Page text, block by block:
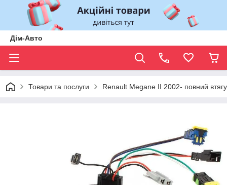
Дім-Авто
Товари та послуги Renault Megane II 2002- повний